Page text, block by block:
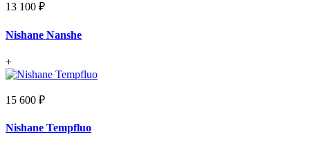
13 100 ₽
Nishane Nanshe
+
15 600 ₽
Nishane Tempfluo